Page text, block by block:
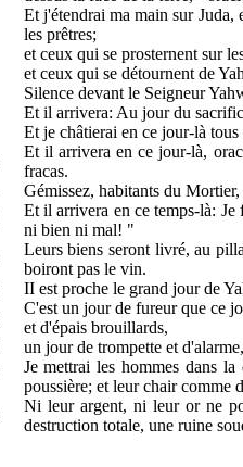
Et j'étendrai ma main sur Juda,
les prêtres;
et ceux qui se prosternent sur
et ceux qui se détournent de
Silence devant le Seigneur
Et il arrivera: Au jour du
Et je châtierai en ce jour-là
Et il arrivera en ce jour-là,
fracas.
Gémissez, habitants du
Et il arrivera en ce temps-là:
ni bien ni mal! "
Leurs biens seront livré, au
boiront pas le vin.
II est proche le grand jour de
C'est un jour de fureur que ce
et d'épais brouillards,
un jour de trompette et
Je mettrai les hommes dans
poussière; et leur chair comme
Ni leur argent, ni leur or ne
destruction totale, une ruine